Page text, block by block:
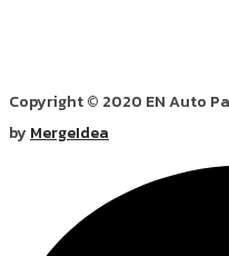
Copyright © 2020 EN Auto
by MergeIdea